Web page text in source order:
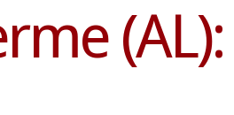
(AL):